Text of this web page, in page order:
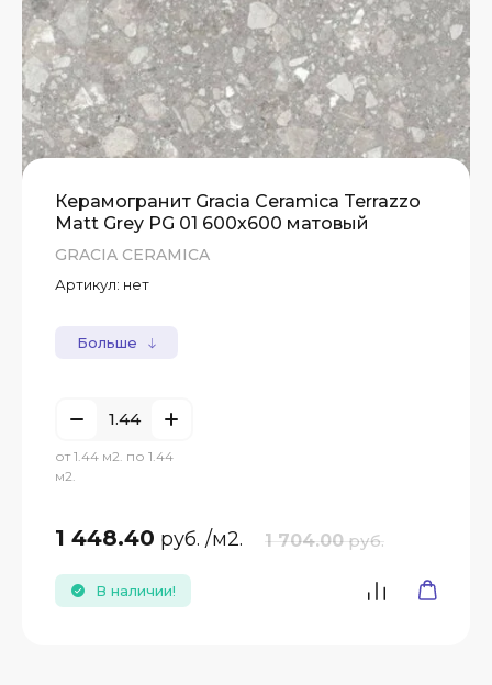
Керамогранит Gracia Ceramica Terrazzo
Matt Grey PG 01 600х600 матовый
GRACIA CERAMICA
Артикул: нет
Больше
от 1.44 м2. по 1.44
м2.
1 448.40 руб. /м2. 1 704.00 руб.
В наличии!